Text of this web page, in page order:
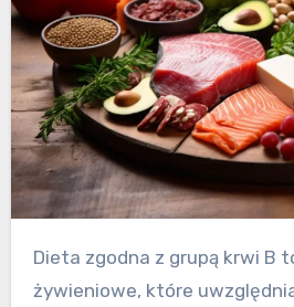
Dieta zgodna z grupą krwi B to podejście
żywieniowe, które